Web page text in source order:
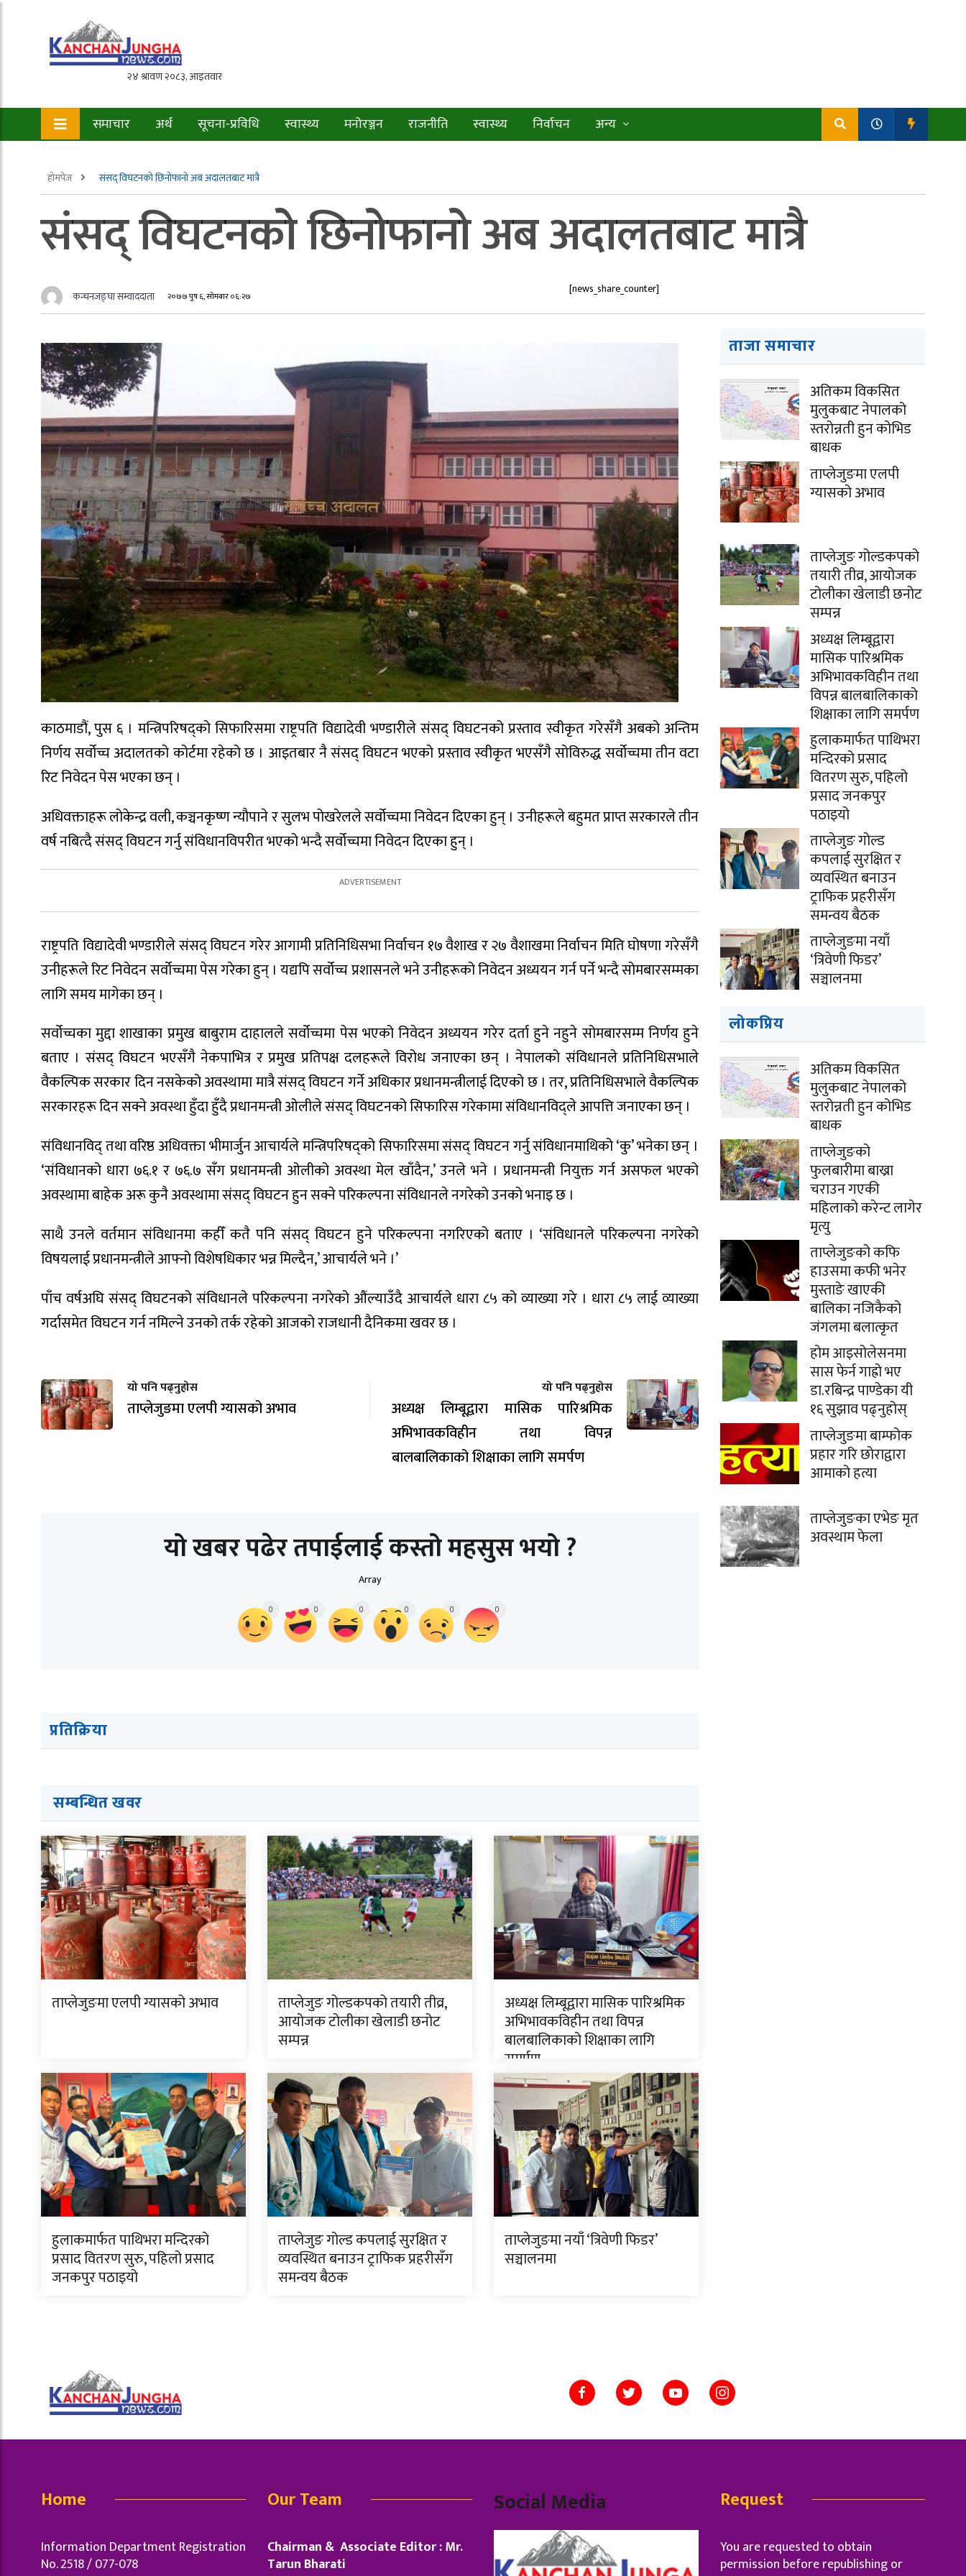
समाचार अर्थ सूचना-प्रविधि स्वास्थ्य मनोरञ्जन राजनीति स्वास्थ्य निर्वाचन अन्य
होमपेज संसद् विघटनको छिनोफानो अब अदालतबाट मात्रै
संसद् विघटनको छिनोफानो अब अदालतबाट मात्रै
कन्चनजङ्घा सम्वाददाता २०७७ पुष ६, सोमबार ०६:२७ [news_share_counter]
काठमाडौं, पुस ६ । मन्त्रिपरिषद्को सिफारिसमा राष्ट्रपति विद्यादेवी भण्डारीले संसद् विघटनको प्रस्ताव स्वीकृत गरेसँगै अबको अन्तिम
निर्णय सर्वोच्च अदालतको कोर्टमा रहेको छ । आइतबार नै संसद् विघटन भएको प्रस्ताव स्वीकृत भएसँगै सोविरुद्ध सर्वोच्चमा तीन वटा
रिट निवेदन पेस भएका छन् ।
अधिवक्ताहरू लोकेन्द्र वली, कञ्चनकृष्ण न्यौपाने र सुलभ पोखरेलले सर्वोच्चमा निवेदन दिएका हुन् । उनीहरूले बहुमत प्राप्त सरकारले तीन
वर्ष नबित्दै संसद् विघटन गर्नु संविधानविपरीत भएको भन्दै सर्वोच्चमा निवेदन दिएका हुन् ।
राष्ट्रपति विद्यादेवी भण्डारीले संसद् विघटन गरेर आगामी प्रतिनिधिसभा निर्वाचन १७ वैशाख र २७ वैशाखमा निर्वाचन मिति घोषणा गरेसँगै
उनीहरूले रिट निवेदन सर्वोच्चमा पेस गरेका हुन् । यद्यपि सर्वोच्च प्रशासनले भने उनीहरूको निवेदन अध्ययन गर्न पर्ने भन्दै सोमबारसम्मका
लागि समय मागेका छन् ।
सर्वोच्चका मुद्दा शाखाका प्रमुख बाबुराम दाहालले सर्वोच्चमा पेस भएको निवेदन अध्ययन गरेर दर्ता हुने नहुने सोमबारसम्म निर्णय हुने
बताए । संसद् विघटन भएसँगै नेकपाभित्र र प्रमुख प्रतिपक्ष दलहरूले विरोध जनाएका छन् । नेपालको संविधानले प्रतिनिधिसभाले
वैकल्पिक सरकार दिन नसकेको अवस्थामा मात्रै संसद् विघटन गर्ने अधिकार प्रधानमन्त्रीलाई दिएको छ । तर, प्रतिनिधिसभाले वैकल्पिक
सरकारहरू दिन सक्ने अवस्था हुँदा हुँदै प्रधानमन्त्री ओलीले संसद् विघटनको सिफारिस गरेकामा संविधानविद्ले आपत्ति जनाएका छन् ।
संविधानविद् तथा वरिष्ठ अधिवक्ता भीमार्जुन आचार्यले मन्त्रिपरिषद्को सिफारिसमा संसद् विघटन गर्नु संविधानमाथिको ‘कु’ भनेका छन् ।
‘संविधानको धारा ७६.१ र ७६.७ सँग प्रधानमन्त्री ओलीको अवस्था मेल खाँदैन,’ उनले भने । प्रधानमन्त्री नियुक्त गर्न असफल भएको
अवस्थामा बाहेक अरू कुनै अवस्थामा संसद् विघटन हुन सक्ने परिकल्पना संविधानले नगरेको उनको भनाइ छ ।
साथै उनले वर्तमान संविधानमा कहीँ कतै पनि संसद् विघटन हुने परिकल्पना नगरिएको बताए । ‘संविधानले परिकल्पना नगरेको
विषयलाई प्रधानमन्त्रीले आफ्नो विशेषधिकार भन्न मिल्दैन,’ आचार्यले भने ।’
पाँच वर्षअघि संसद् विघटनको संविधानले परिकल्पना नगरेको औंल्याउँदै आचार्यले धारा ८५ को व्याख्या गरे । धारा ८५ लाई व्याख्या
गर्दासमेत विघटन गर्न नमिल्ने उनको तर्क रहेको आजको राजधानी दैनिकमा खवर छ ।
यो पनि पढ्नुहोस
ताप्लेजुङमा एलपी ग्यासको अभाव
यो पनि पढ्नुहोस
अध्यक्ष लिम्बूद्वारा मासिक पारिश्रमिक
अभिभावकविहीन तथा विपन्न
बालबालिकाको शिक्षाका लागि समर्पण
यो खबर पढेर तपाईलाई कस्तो महसुस भयो ?
Array
0 0 0 0 0 0
प्रतिक्रिया
सम्बन्धित खवर
ताप्लेजुङमा एलपी ग्यासको अभाव ताप्लेजुङ गोल्डकपको तयारी तीव्र,
आयोजक टोलीका खेलाडी छनोट
सम्पन्न
अध्यक्ष लिम्बूद्वारा मासिक पारिश्रमिक
अभिभावकविहीन तथा विपन्न
बालबालिकाको शिक्षाका लागि
समर्पण
हुलाकमार्फत पाथिभरा मन्दिरको
प्रसाद वितरण सुरु, पहिलो प्रसाद
जनकपुर पठाइयो
ताप्लेजुङ गोल्ड कपलाई सुरक्षित र
व्यवस्थित बनाउन ट्राफिक प्रहरीसँग
समन्वय बैठक
ताप्लेजुङमा नयाँ ‘त्रिवेणी फिडर’
सञ्चालनमा
ताजा समाचार
अतिकम विकसित
मुलुकबाट नेपालको
स्तरोन्नती हुन कोभिड
बाधक
ताप्लेजुङमा एलपी
ग्यासको अभाव
ताप्लेजुङ गोल्डकपको
तयारी तीव्र, आयोजक
टोलीका खेलाडी छनोट
सम्पन्न
अध्यक्ष लिम्बूद्वारा
मासिक पारिश्रमिक
अभिभावकविहीन तथा
विपन्न बालबालिकाको
शिक्षाका लागि समर्पण
हुलाकमार्फत पाथिभरा
मन्दिरको प्रसाद
वितरण सुरु, पहिलो
प्रसाद जनकपुर
पठाइयो
ताप्लेजुङ गोल्ड
कपलाई सुरक्षित र
व्यवस्थित बनाउन
ट्राफिक प्रहरीसँग
समन्वय बैठक
ताप्लेजुङमा नयाँ
‘त्रिवेणी फिडर’
सञ्चालनमा
लोकप्रिय
अतिकम विकसित
मुलुकबाट नेपालको
स्तरोन्नती हुन कोभिड
बाधक
ताप्लेजुङको
फुलबारीमा बाख्रा
चराउन गएकी
महिलाको करेन्ट लागेर
मृत्यु
ताप्लेजुङको कफि
हाउसमा कफी भनेर
मुस्ताङे खाएकी
बालिका नजिकैको
जंगलमा बलात्कृत
होम आइसोलेसनमा
सास फेर्न गाह्रो भए
डा.रबिन्द्र पाण्डेका यी
१६ सुझाव पढ्नुहोस्
ताप्लेजुङमा बाम्फोक
प्रहार गरि छोराद्वारा
आमाको हत्या
ताप्लेजुङका एभेङ मृत
अवस्थाम फेला
Home
Information Department Registration
No. 2518 / 077-078
Our Team
Chairman & Associate Editor : Mr.
Tarun Bharati
Social Media Request
You are requested to obtain
permission before republishing or